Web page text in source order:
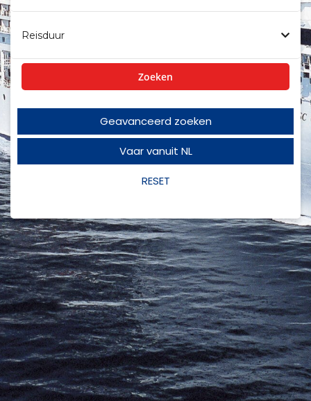
Reisduur
Zoeken
Geavanceerd zoeken
Vaar vanuit NL
RESET